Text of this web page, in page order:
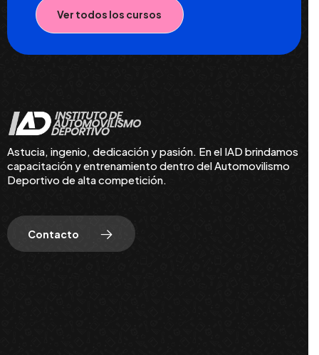
Ver todos los cursos
Astucia, ingenio, dedicación y pasión. En el IAD brindamos
capacitación y entrenamiento dentro del Automovilismo
Deportivo de alta competición.
Contacto